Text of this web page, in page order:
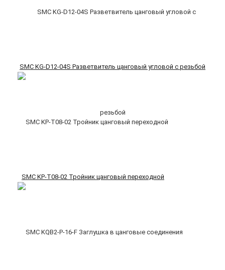
SMC KG-D12-04S Разветвитель цанговый угловой с резьбой
SMC KP-T08-02 Тройник цанговый переходной